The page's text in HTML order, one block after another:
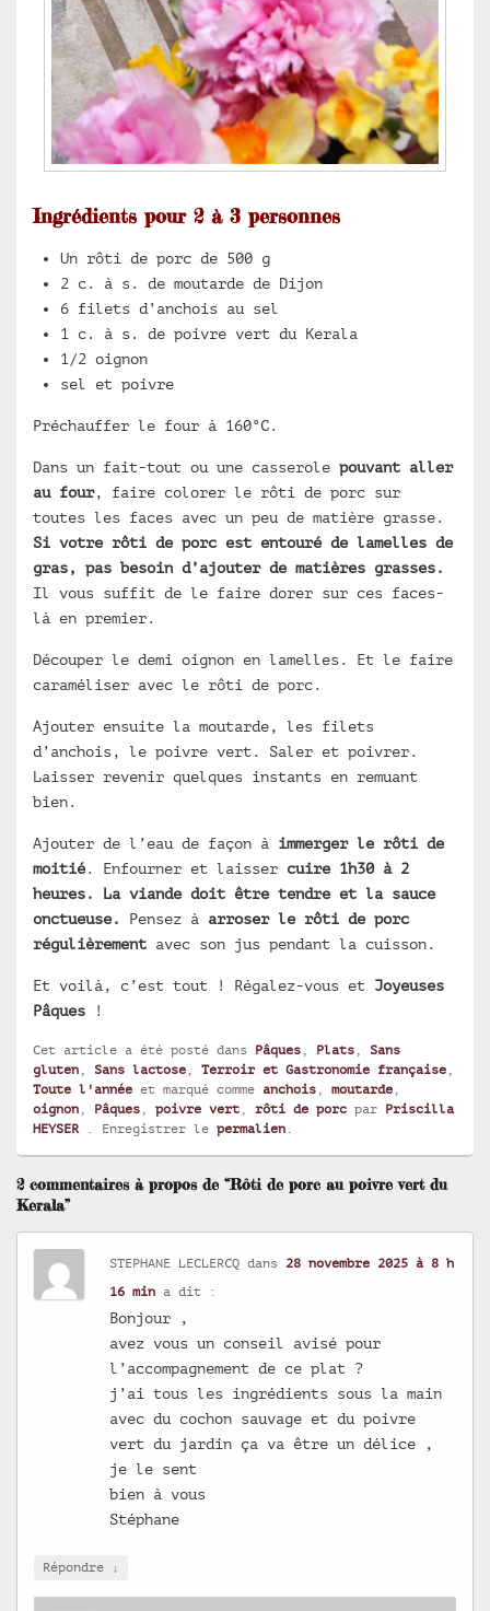
Ingrédients pour 2 à 3 personnes
Un rôti de porc de 500 g
2 c. à s. de moutarde de Dijon
6 filets d’anchois au sel
1 c. à s. de poivre vert du Kerala
1/2 oignon
sel et poivre
Préchauffer le four à 160°C.
Dans un fait-tout ou une casserole pouvant aller
au four, faire colorer le rôti de porc sur
toutes les faces avec un peu de matière grasse.
Si votre rôti de porc est entouré de lamelles de
gras, pas besoin d’ajouter de matières grasses.
Il vous suffit de le faire dorer sur ces faces-
là en premier.
Découper le demi oignon en lamelles. Et le faire
caraméliser avec le rôti de porc.
Ajouter ensuite la moutarde, les filets
d’anchois, le poivre vert. Saler et poivrer.
Laisser revenir quelques instants en remuant
bien.
Ajouter de l’eau de façon à immerger le rôti de
moitié. Enfourner et laisser cuire 1h30 à 2
heures.
La viande doit être tendre et la sauce
onctueuse.
Pensez à arroser le rôti de porc
régulièrement avec son jus pendant la cuisson.
Et voilà, c’est tout ! Régalez-vous et Joyeuses
Pâques !
Cet article a été posté dans Pâques , Plats , Sans
gluten , Sans lactose , Terroir et Gastronomie française ,
Toute l'année et marqué comme anchois , moutarde ,
oignon , Pâques , poivre vert , rôti de porc par Priscilla
HEYSER. Enregistrer le permalien .
2 commentaires à propos de “Rôti de porc au poivre vert du
Kerala”
STEPHANE LECLERCQ dans 28 novembre 2025 à 8 h
16 min a dit :
Bonjour ,
avez vous un conseil avisé pour
l’accompagnement de ce plat ?
j’ai tous les ingrédients sous la main
avec du cochon sauvage et du poivre
vert du jardin ça va être un délice ,
je le sent
bien à vous
Stéphane
Répondre ↓